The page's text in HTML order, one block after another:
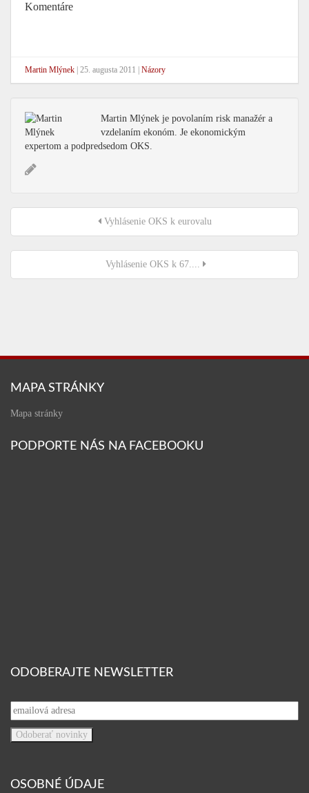
Komentáre
Martin Mlýnek 25. augusta 2011 Názory
Martin Mlýnek je povolaním risk manažér a
vzdelaním ekonóm. Je ekonomickým
expertom a podpredsedom OKS.
Vyhlásenie OKS k eurovalu
Vyhlásenie OKS k 67....
MAPA STRÁNKY
Mapa stránky
PODPORTE NÁS NA FACEBOOKU
ODOBERAJTE NEWSLETTER
OSOBNÉ ÚDAJE